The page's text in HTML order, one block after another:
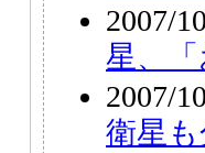
2007/
星、
2007/
衛星